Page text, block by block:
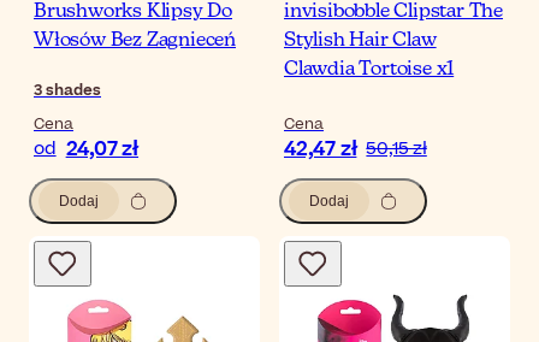
Brushworks Klipsy Do
Włosów Bez Zagnieceń
3shades
Cena
od 24,07 zł
Dodaj
invisibobble Clipstar The
Stylish Hair Claw
Clawdia Tortoise x1
Cena
42,47 zł 50,15 zł
Dodaj